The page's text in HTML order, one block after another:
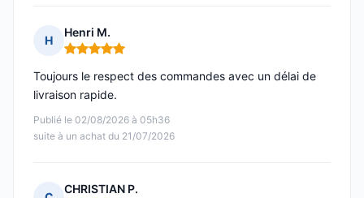
H
Henri M.
Note : 5 sur 5
Publié le 02/08/2026 à 05h36
suite à un achat du 21/07/2026
Toujours le respect des commandes avec un délai de
livraison rapide.
CHRISTIAN P.